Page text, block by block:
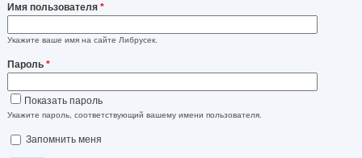
Имя пользователя *
Укажите ваше имя на сайте Либрусек.
Пароль *
Показать пароль
Укажите пароль, соответствующий вашему имени пользователя.
Запомнить меня